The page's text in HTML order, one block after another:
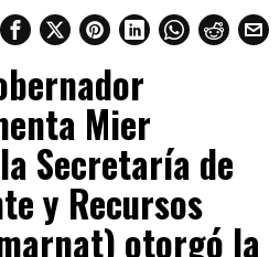
Mier
Secretaría de
y Recursos
otorgó la